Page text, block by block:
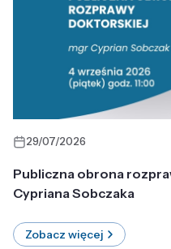
29/07/2026
Publiczna obrona
Cypriana Sobczaka
Zobacz więcej